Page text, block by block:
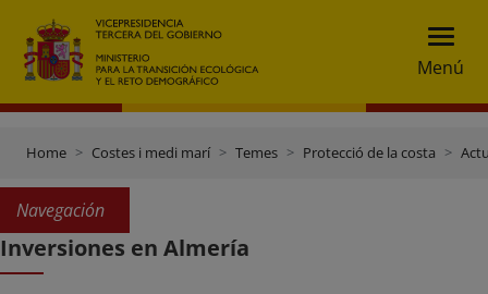
Menú
Home Costes i medi marí Temes Protecció de la costa
Navegación
Inversiones en Almería